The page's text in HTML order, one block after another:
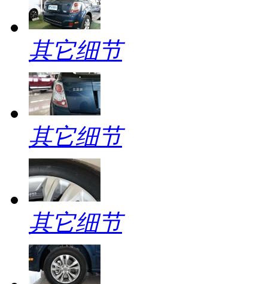
其它细节
其它细节
其它细节